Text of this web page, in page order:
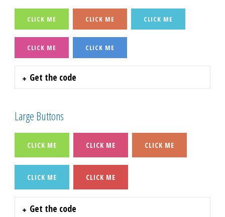
CLICK ME CLICK ME CLICK ME
CLICK ME CLICK ME
Get the code
Large Buttons
CLICK ME CLICK ME CLICK ME
CLICK ME CLICK ME
Get the code